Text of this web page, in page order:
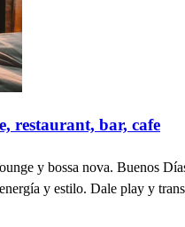
restaurant, bar, cafe
y bossa nova. Buenos
y estilo. Dale play y